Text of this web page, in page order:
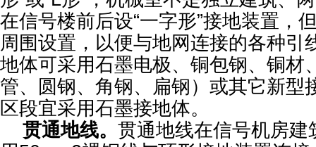
在信号楼前后设“一字形”接地装置，
周围设置，以便与地网连接的各种引
地体可采用石墨电极、铜包钢、铜材
管、圆钢、角钢、扁钢）或其它新型
区段宜采用石墨接地体。
贯通地线。 贯通地线在信号机房建